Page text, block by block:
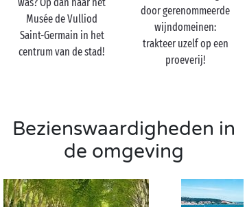
Pézenas is ook het walhalla van de brocanteurs:
kuier hand in hand door de straatjes en misschien
weet u wel iets bijzonders op de kop te tikken. Zo
houdt u meteen een mooi souvenir over aan uw
Musée de Vulliod
Saint-Germain in het
centrum van de stad!
door gerenommeerde
wijndomeinen:
trakteer uzelf op een
proeverij!
Bezienswaardigheden in
de omgeving